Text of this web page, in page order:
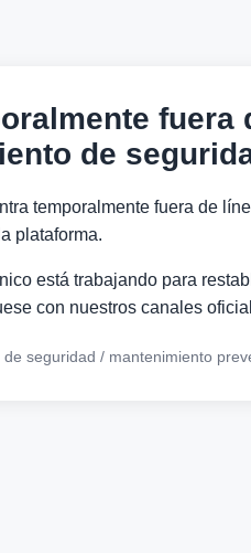
fuera
de
temporalmente fuera de
plataforma.
está trabajando para
con nuestros canales
seguridad / mantenimiento